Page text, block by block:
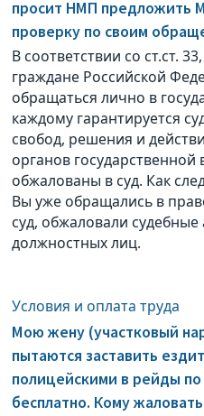
просит НМП предложить
проверку по своим
В соответствии со ст.ст.
граждане Российской
обращаться лично в
каждому гарантируется
свобод, решения и
органов государственной
обжалованы в суд. Как
Вы уже обращались в
суд, обжаловали
должностных лиц.
Условия и оплата труда
Мою жену (участковый
пытаются заставить
полицейскими в рейды
бесплатно. Кому